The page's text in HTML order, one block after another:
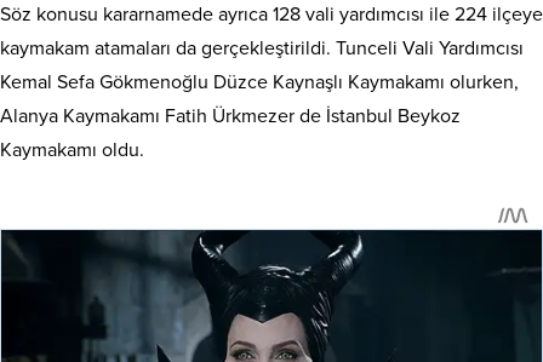
Söz konusu kararnamede ayrıca 128 vali yardımcısı ile 224 ilçeye
kaymakam atamaları da gerçekleştirildi. Tunceli Vali Yardımcısı
Kemal Sefa Gökmenoğlu Düzce Kaynaşlı Kaymakamı olurken,
Alanya Kaymakamı Fatih Ürkmezer de İstanbul Beykoz
Kaymakamı oldu.